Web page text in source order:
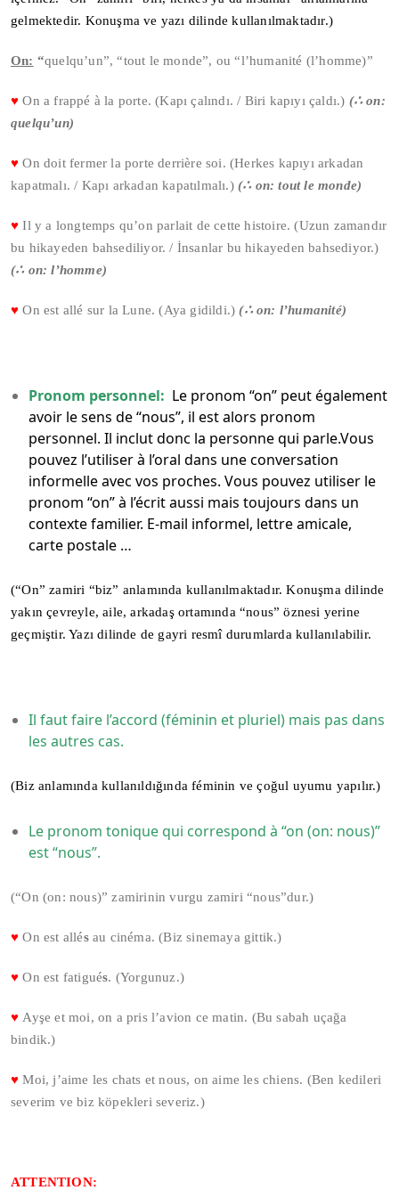
gelmektedir. Konuşma ve yazı dilinde kullanılmaktadır.)
On: “quelqu’un”, “tout le monde”, ou “l’humanité (l’homme)”
♥ On a frappé à la porte. (Kapı çalındı. / Biri kapıyı çaldı.) (∴ on:
quelqu’un)
♥ On doit fermer la porte derrière soi. (Herkes kapıyı arkadan
kapatmalı. / Kapı arkadan kapatılmalı.) (∴ on: tout le monde)
♥ Il y a longtemps qu’on parlait de cette histoire. (Uzun zamandır
bu hikayeden bahsediliyor. / İnsanlar bu hikayeden bahsediyor.)
(∴ on: l’homme)
♥ On est allé sur la Lune. (Aya gidildi.)(∴on: l’humanité)
Pronom personnel: Le pronom “on” peut également
avoir le sens de “nous”, il est alors pronom
personnel. Il inclut donc la personne qui parle.Vous
pouvez l’utiliser à l’oral dans une conversation
informelle avec vos proches. Vous pouvez utiliser le
pronom “on” à l’écrit aussi mais toujours dans un
contexte familier. E-mail informel, lettre amicale,
carte postale …
(“On” zamiri “biz” anlamında kullanılmaktadır. Konuşma dilinde
yakın çevreyle, aile, arkadaş ortamında “nous” öznesi yerine
geçmiştir. Yazı dilinde de gayri resmî durumlarda kullanılabilir.
Il faut faire l’accord (féminin et pluriel) mais pas dans
les autres cas.
(Biz anlamında kullanıldığında féminin ve çoğul uyumu yapılır.)
Le pronom tonique qui correspond à “on (on: nous)”
est “nous”.
(“On (on: nous)” zamirinin vurgu zamiri “nous”dur.)
♥ On est allésau cinéma. (Biz sinemaya gittik.)
♥ On est fatigués. (Yorgunuz.)
♥ Ayşe et moi, on a pris l’avion ce matin. (Bu sabah uçağa
bindik.)
♥ Moi, j’aime les chats et nous, on aime les chiens. (Ben kedileri
severim ve biz köpekleri severiz.)
ATTENTION: